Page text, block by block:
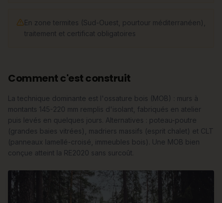
En zone termites (Sud-Ouest, pourtour méditerranéen),
traitement et certificat obligatoires
Comment c'est construit
La technique dominante est l'ossature bois (MOB) : murs à
montants 145-220 mm remplis d'isolant, fabriqués en atelier
puis levés en quelques jours. Alternatives : poteau-poutre
(grandes baies vitrées), madriers massifs (esprit chalet) et CLT
(panneaux lamellé-croisé, immeubles bois). Une MOB bien
conçue atteint la RE2020 sans surcoût.